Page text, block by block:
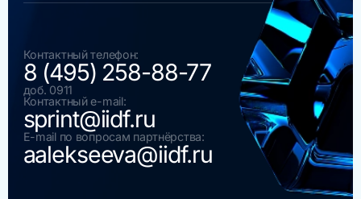
Контактный телефон:
8 (495) 258-88-77
доб. 0911
Контактный e-mail:
sprint@iidf.ru
E-mail по вопросам партнёрства:
aalekseeva@iidf.ru